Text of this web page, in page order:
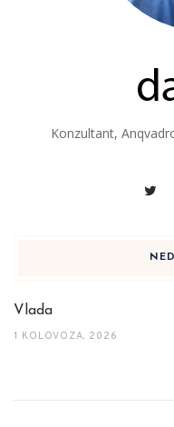
Konzultant,
Vlada
1 KOLOVOZA, 2026